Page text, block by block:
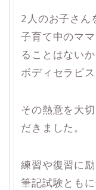
2人のお子さん
子育て中のマ
ることはない
ボディセラピ
その熱意を大
だきました。
練習や復習に
筆記試験とも